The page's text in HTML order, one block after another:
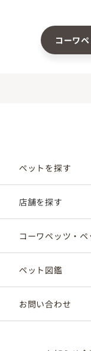
コーワ
ペットを探す
店舗を探す
コーワペッツ・
ペット図鑑
お問い合わせ